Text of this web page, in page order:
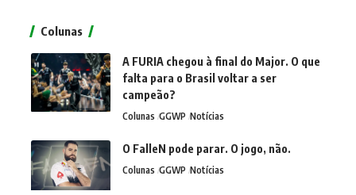
Colunas
A FURIA chegou à final do Major. O que
falta para o Brasil voltar a ser
campeão?
Colunas GGWP Notícias
O FalleN pode parar. O jogo, não.
Colunas GGWP Notícias